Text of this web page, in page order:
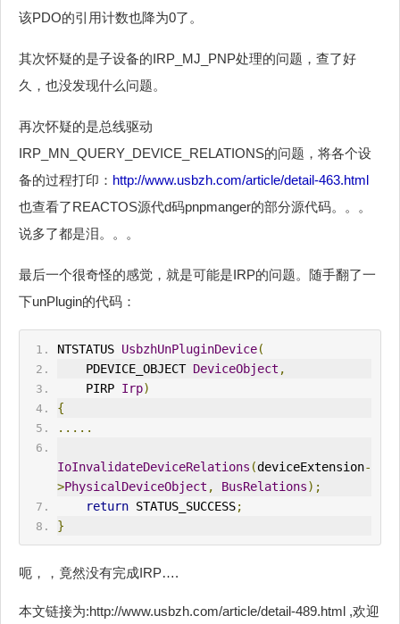
该PDO的引用计数也降为0了。
其次怀疑的是子设备的IRP_MJ_PNP处理的问题，查了好
久，也没发现什么问题。
再次怀疑的是总线驱动
IRP_MN_QUERY_DEVICE_RELATIONS的问题，将各个设
备的过程打印： http://www.usbzh.com/article/detail-463.html
也查看了REACTOS源代d码pnpmanger的部分源代码。。。
说多了都是泪。。。
最后一个很奇怪的感觉，就是可能是IRP的问题。随手翻了一
下unPlugin的代码：
NTSTATUS UsbzhUnPluginDevice(
    PDEVICE_OBJECT
DeviceObject ,
    PIRP
Irp)
{
.....
IoInvalidateDeviceRelations (deviceExtension-
>PhysicalDeviceObject , BusRelations);
return STATUS_SUCCESS;
}
呃，，竟然没有完成IRP….
本文链接为:http://www.usbzh.com/article/detail-489.html ,欢迎